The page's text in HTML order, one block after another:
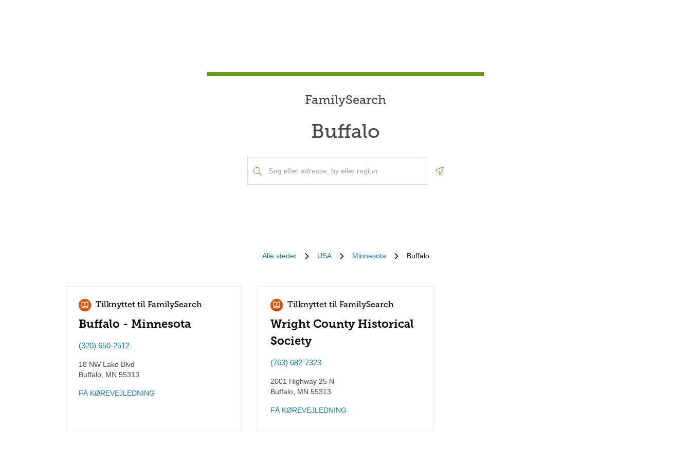
FamilySearch
Buffalo
Alle steder USA Minnesota Buffalo
Tilknyttet til FamilySearch
Buffalo - Minnesota
(320) 650-2512
18 NW Lake Blvd
Buffalo MN 55313
FÅ KØREVEJLEDNING
Tilknyttet til FamilySearch
Wright County Historical
Society
(763) 682-7323
2001 Highway 25 N
Buffalo MN 55313
FÅ KØREVEJLEDNING